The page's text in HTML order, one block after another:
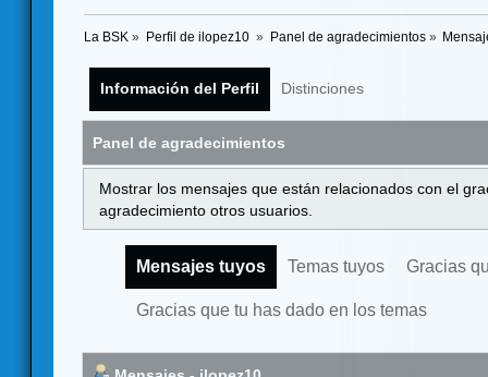
La BSK » Perfil de ilopez10 » Panel de agradecimientos»
Información del Perfil Distinciones
Panel de agradecimientos
Mostrar los mensajes que están relacionados con el
agradecimiento otros usuarios.
Mensajes tuyos Temas tuyos Gracias
Gracias que tu has dado en los temas